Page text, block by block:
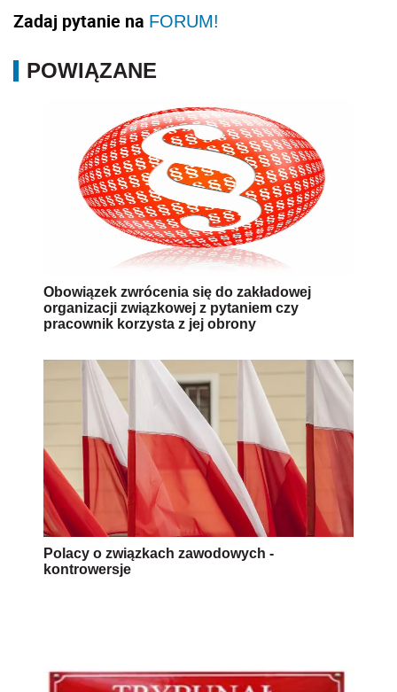
Zadaj pytanie na FORUM!
POWIĄZANE
Obowiązek zwrócenia się do zakładowej
organizacji związkowej z pytaniem czy
pracownik korzysta z jej obrony
Polacy o związkach zawodowych -
kontrowersje